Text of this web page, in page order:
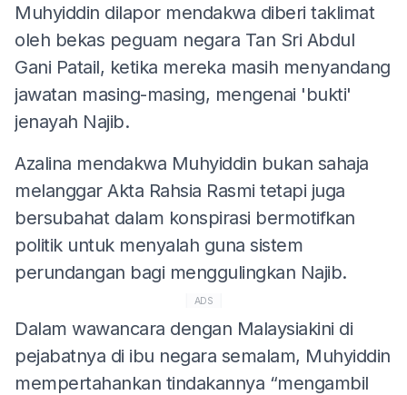
Muhyiddin dilapor mendakwa diberi taklimat
oleh bekas peguam negara Tan Sri Abdul
Gani Patail, ketika mereka masih menyandang
jawatan masing-masing, mengenai 'bukti'
jenayah Najib.
Azalina mendakwa Muhyiddin bukan sahaja
melanggar Akta Rahsia Rasmi tetapi juga
bersubahat dalam konspirasi bermotifkan
politik untuk menyalah guna sistem
perundangan bagi menggulingkan Najib.
ADS
Dalam wawancara dengan Malaysiakini di
pejabatnya di ibu negara semalam, Muhyiddin
mempertahankan tindakannya “mengambil